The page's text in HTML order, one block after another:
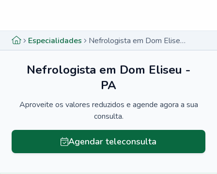
Especialidades Nefrologista em Dom Eliseu - PA
Nefrologista em Dom Eliseu -
PA
Aproveite os valores reduzidos e agende agora a sua
consulta.
Agendar teleconsulta